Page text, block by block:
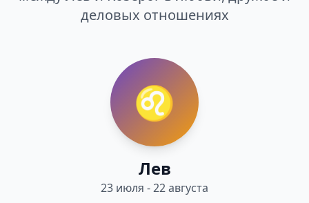
деловых отношениях
♌
Лев
23 июля - 22 августа